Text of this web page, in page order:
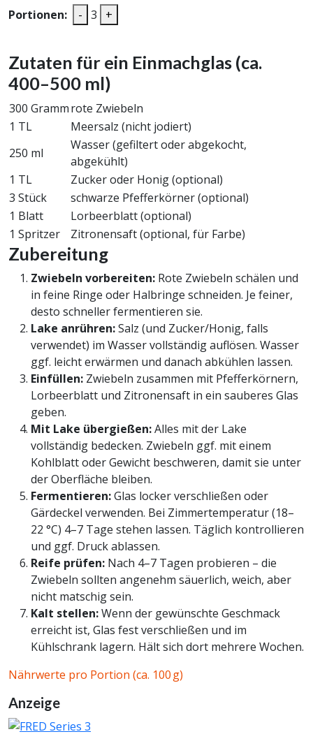
Portionen: - 3 +
Zutaten für ein Einmachglas (ca.
400–500 ml)
300 Grammrote Zwiebeln
1 TL
Meersalz (nicht jodiert)
250 ml
Wasser (gefiltert oder abgekocht,
abgekühlt)
1 TL
Zucker oder Honig (optional)
3 Stück
schwarze Pfefferkörner (optional)
1 Blatt
Lorbeerblatt (optional)
1 Spritzer
Zitronensaft (optional, für Farbe)
Zubereitung
Zwiebeln vorbereiten: Rote Zwiebeln schälen und
in feine Ringe oder Halbringe schneiden. Je feiner,
desto schneller fermentieren sie.
Lake anrühren:Salz (und Zucker/Honig, falls
verwendet) im Wasser vollständig auflösen. Wasser
ggf. leicht erwärmen und danach abkühlen lassen.
Einfüllen: Zwiebeln zusammen mit Pfefferkörnern,
Lorbeerblatt und Zitronensaft in ein sauberes Glas
geben.
Mit Lake übergießen:Alles mit der Lake
vollständig bedecken. Zwiebeln ggf. mit einem
Kohlblatt oder Gewicht beschweren, damit sie unter
der Oberfläche bleiben.
Fermentieren:Glas locker verschließen oder
Gärdeckel verwenden. Bei Zimmertemperatur (18–
22 °C) 4–7 Tage stehen lassen. Täglich kontrollieren
und ggf. Druck ablassen.
Reife prüfen: Nach 4–7 Tagen probieren – die
Zwiebeln sollten angenehm säuerlich, weich, aber
nicht matschig sein.
Kalt stellen:Wenn der gewünschte Geschmack
erreicht ist, Glas fest verschließen und im
Kühlschrank lagern. Hält sich dort mehrere Wochen.
Nährwerte pro Portion (ca. 100 g)
Anzeige